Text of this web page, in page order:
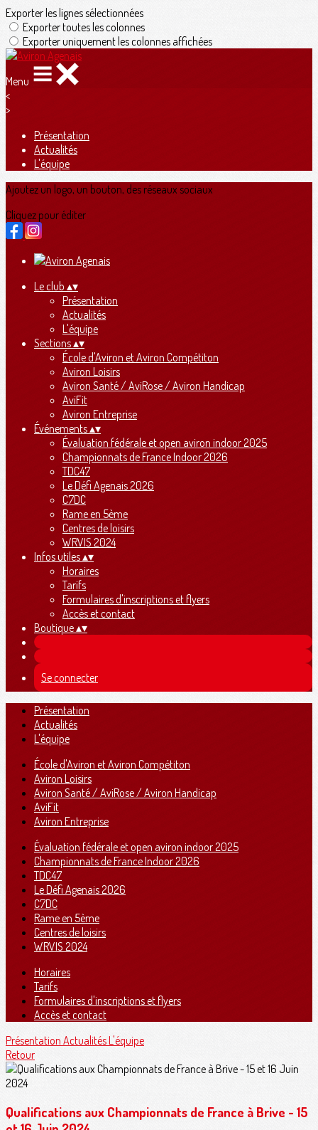
Exporter les lignes sélectionnées
Exporter toutes les colonnes
Exporter uniquement les colonnes affichées
Menu
<
>
Présentation
Actualités
L'équipe
Ajoutez un logo, un bouton, des réseaux sociaux
Cliquez pour éditer
Le club ▴▾
Présentation
Actualités
L'équipe
Sections▴▾
École d'Aviron et Aviron Compétiton
Aviron Loisirs
Aviron Santé / AviRose / Aviron Handicap
AviFit
Aviron Entreprise
Événements▴▾
Évaluation fédérale et open aviron indoor 2025
Championnats de France Indoor 2026
TDC47
Le Défi Agenais 2026
C7DC
Rame en 5ème
Centres de loisirs
WRVIS 2024
Infos utiles▴▾
Horaires
Tarifs
Formulaires d'inscriptions et flyers
Accès et contact
Boutique▴▾
Se connecter
Présentation
Actualités
L'équipe
École d'Aviron et Aviron Compétiton
Aviron Loisirs
Aviron Santé / AviRose / Aviron Handicap
AviFit
Aviron Entreprise
Évaluation fédérale et open aviron indoor 2025
Championnats de France Indoor 2026
TDC47
Le Défi Agenais 2026
C7DC
Rame en 5ème
Centres de loisirs
WRVIS 2024
Horaires
Tarifs
Formulaires d'inscriptions et flyers
Accès et contact
Présentation ActualitésL'équipe
Retour
Qualifications aux Championnats de France à Brive - 15